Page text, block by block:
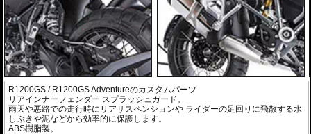
R1200GS / R1200GS Adventureのカスタムパーツ
リアインナーフェンダー スプラッシュガード。
雨天や悪路での走行時にリアサスペンションや ライダーの足回りに飛散する水
しぶきや泥などから効率的に保護します。
ABS樹脂製。